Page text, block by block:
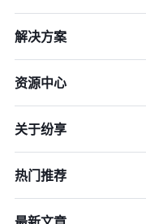
解决方案
资源中心
关于纷享
热门推荐